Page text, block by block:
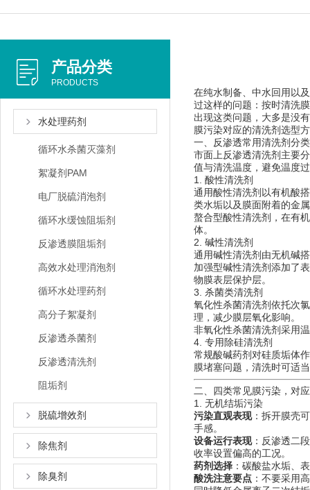
产品分类
PRODUCTS
水处理药剂
循环水杀菌灭藻剂
絮凝剂PAM
电厂脱硫消泡剂
循环水缓蚀阻垢剂
反渗透膜阻垢剂
高效水处理消泡剂
循环水处理药剂
高分子絮凝剂
反渗透杀菌剂
反渗透清洗剂
阻垢剂
脱硫增效剂
除焦剂
除臭剂
在纯水制备、中水回用以
过这样的问题：按时清洗
出现这类问题，大多是没
膜污染对应的清洗剂选型
一、反渗透常用清洗剂分
市面上反渗透清洗剂主要
值与清洗温度，避免温度
1. 酸性清洗剂
通用酸性清洗剂以有机酸
类水垢以及膜面附着的金
螯合型酸性清洗剂，在有
体。
2. 碱性清洗剂
通用碱性清洗剂由无机碱
加强型碱性清洗剂添加了
物膜表层保护层。
3. 杀菌类清洗剂
氧化性杀菌清洗剂依托次
理，减少膜层氧化影响。
非氧化性杀菌清洗剂采用
4. 专用除硅清洗剂
常规酸碱药剂对硅质垢体
膜堵塞问题，清洗时可适
二、四类常见膜污染，对
1. 无机结垢污染
污染直观表现：拆开膜壳
手感。
设备运行表现：反渗透二
收率设置偏高的工况。
药剂选择 ：碳酸盐水垢、
酸洗注意要点 ：不要采用